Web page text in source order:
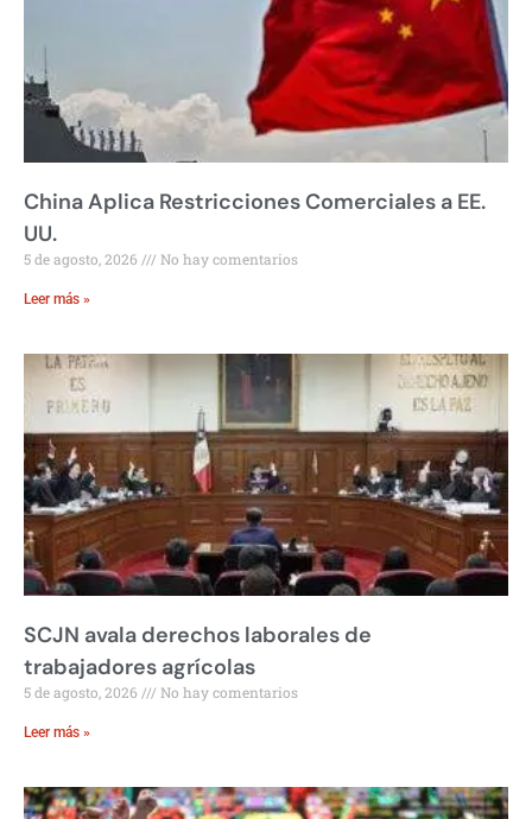
China Aplica Restricciones Comerciales a EE.
UU.
5 de agosto, 2026 No hay comentarios
Leer más »
SCJN avala derechos laborales de
trabajadores agrícolas
5 de agosto, 2026 No hay comentarios
Leer más »